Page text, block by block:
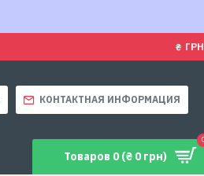
₴ ГРН
КОНТАКТНАЯ ИНФОРМАЦИЯ
Товаров 0 (₴ 0 грн)